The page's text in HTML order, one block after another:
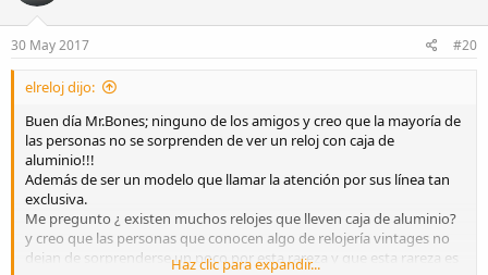
30 May 2017 #20
elreloj dijo:
Buen día Mr.Bones; ninguno de los amigos y creo que la mayoría de
las personas no se sorprenden de ver un reloj con caja de
aluminio!!!
Además de ser un modelo que llamar la atención por sus línea tan
exclusiva.
Me pregunto ¿ existen muchos relojes que lleven caja de aluminio?
y creo que las personas que conocen algo de relojería vintages no
dejan de sorprenderse un poco por esta rareza y que esta rareza es
Haz clic para expandir...